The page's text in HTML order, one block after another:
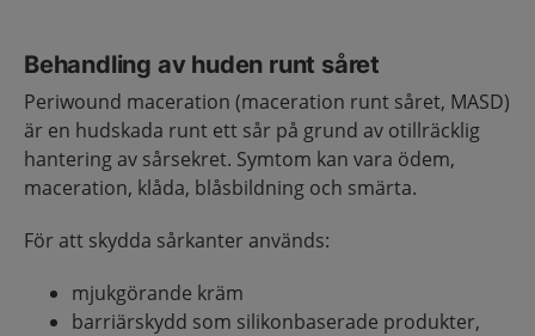
Behandling av huden runt såret
Periwound maceration (maceration runt såret, MASD)
är en hudskada runt ett sår på grund av otillräcklig
hantering av sårsekret. Symtom kan vara ödem,
maceration, klåda, blåsbildning och smärta.
För att skydda sårkanter används:
mjukgörande kräm
barriärskydd som silikonbaserade produkter,